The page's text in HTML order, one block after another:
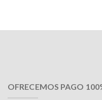
OFRECEMOS PAGO